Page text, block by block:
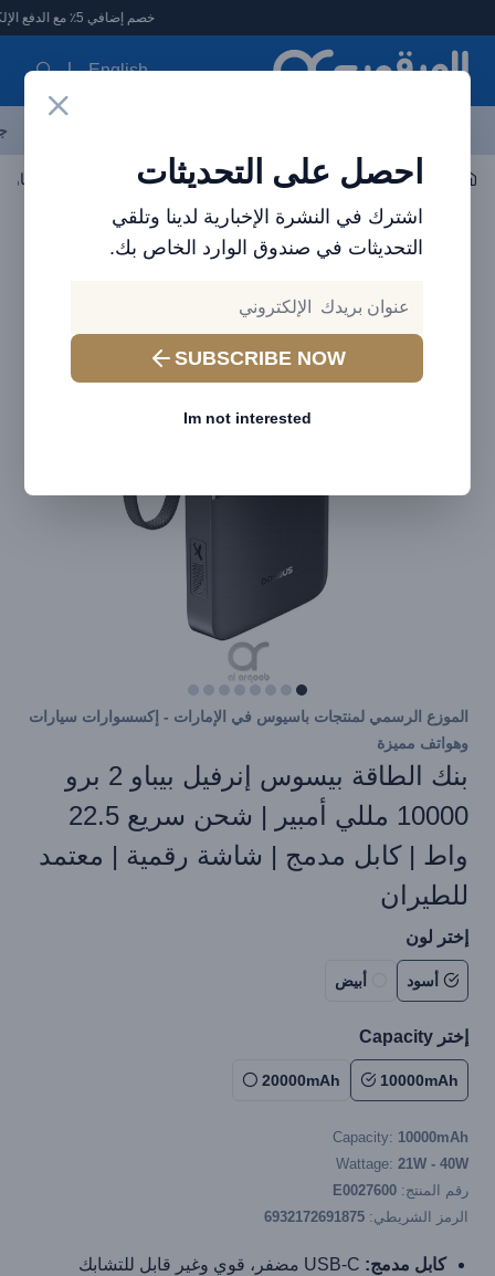
العرقوب - متجر الإلكترونيات في الإمارات
خصم إضافي 5٪ مع الدفع الإلكتروني
English
احصل على التحديثات
اشترك في النشرة الإخبارية لدينا وتلقي
التحديثات في صندوق الوارد الخاص بك.
SUBSCRIBE NOW
Im not interested
اكسسوارات الجوال باوربانك
الموزع الرسمي لمنتجات باسيوس في الإمارات - إكسسوارات سيارات
وهواتف مميزة
بنك الطاقة بيسوس إنرفيل بيباو 2 برو
10000 مللي أمبير | شحن سريع 22.5
واط | كابل مدمج | شاشة رقمية | معتمد
للطيران
إختر لون
أسود أبيض
إختر Capacity
10000mAh
20000mAh
Capacity: 10000mAh
Wattage: 21W - 40W
رقم المنتج: E0027600
الرمز الشريطي: 6932172691875
كابل مدمج: